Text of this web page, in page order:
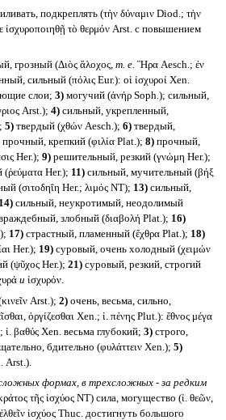
подкреплять (τὴν δύναμιν Diod.; τὴν
ἰσχυροποιηθῇ τὸ θερμόν Arst. с повышением
грозный (Διὸς ἄλοχος, т. е. Ἣρα Aesch.; ἐν
сильный (πόλις Eur.): οἱ ἰσχυροί Xen.
слои; 3)могучий (ἀνήρ Soph.); сильный,
Arst.); 4)сильный, укрепленный,
5)твердый (χθών Aesch.); 6)твердый,
прочный, крепкий (φιλία Plat.); 8)прочный,
Her.); 9)решительный, резкий (γνώμη Her.);
Her.); 11)сильный, мучительный (βήξ
(σιτοδηΐη Her.; λιμός NT); 13)сильный,
14)сильный, неукротимый, неодолимый
злобный (διαβολή Plat.); 16)
17)страстный, пламенный (ἔχθρα Plat.); 18)
Her.); 19)суровый, очень холодный (χειμών
(ψῦχος Her.); 21)суровый, резкий, строгий
и ἰσχυρόν.
Arst.); 2)очень, весьма, сильно,
ὀργίζεσθαι Xen.; ἰ. πένης Plut.): ἔθνος μέγα
βαθύς Xen. весьма глубокий; 3)строго,
бдительно (φυλάττειν Xen.); 5)
Arst.).
формах, в трехсложных - за редким
τῆς ἰσχύος NT) сила, могущество (ἰ. θεῶν,
ἰσχύος Thuc. достигнуть большого